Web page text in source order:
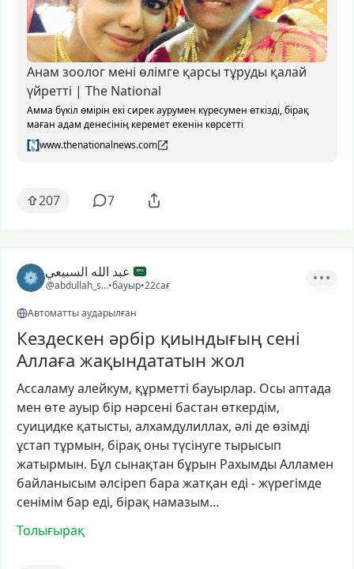
Анам зоолог мені өлімге қарсы тұруды қалай
үйретті | The National
Амма бүкіл өмірін екі сирек аурумен күресумен өткізді, бірақ
маған адам денесінің керемет екенін көрсетті
www.thenationalnews.com
207 7
عبد الله السبيعي
@abdullah_sa21
•бауыр•22сағ
Автоматты аударылған
Кездескен әрбір қиындығың сені
Аллаға жақындататын жол
Ассаламуалейкум, құрметті бауырлар. Осы аптада
мен өтеауыр бір нәрсені бастан өткердім,
суицидке қатысты, алхамдулиллах, әлі де өзімді
ұстап тұрмын, бірақ оны түсінугетырысып
жатырмын. Бұл сынақтан бұрын Рахымды Алламен
байланысым әлсіреп бара жатқан еді -жүрегімде
сенімім бар еді, бірақ намазым…
Толығырақ